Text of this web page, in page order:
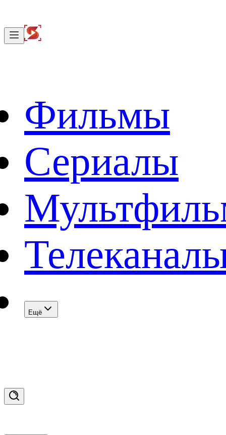
Фильмы
Сериалы
Eщё